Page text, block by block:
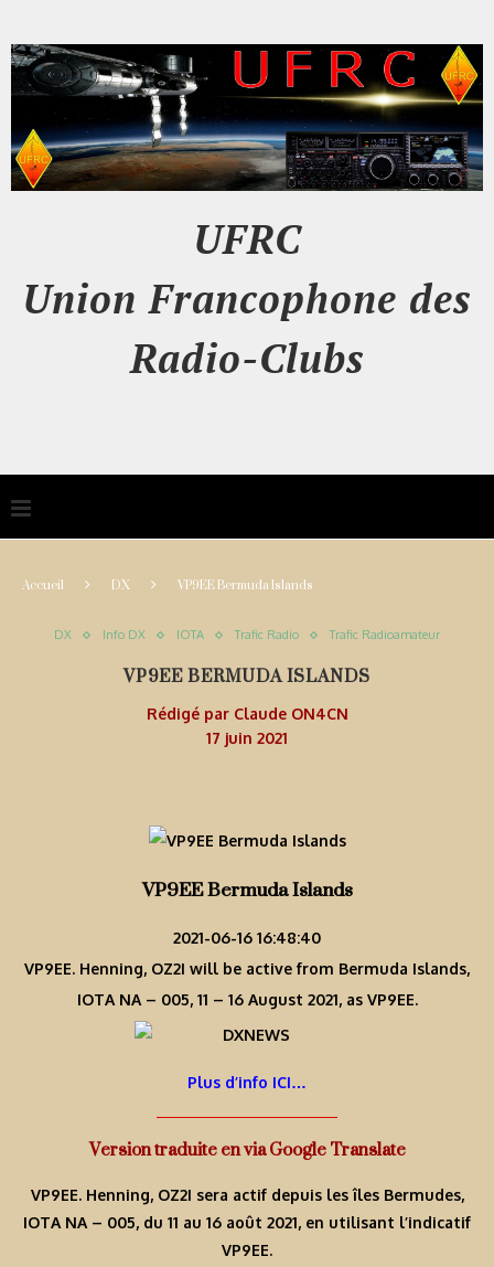
UFRC
Union Francophone des
Radio-Clubs
Accueil DX VP9EE Bermuda Islands
DX Info DX IOTA Trafic Radio Trafic Radioamateur
VP9EE BERMUDA ISLANDS
Rédigé par Claude ON4CN
17 juin 2021
VP9EE Bermuda Islands
2021-06-16 16:48:40
VP9EE. Henning, OZ2I will be active from Bermuda Islands,
IOTA NA – 005, 11 – 16 August 2021, as VP9EE.
Plus d’info ICI…
Version traduite en via Google Translate
VP9EE. Henning, OZ2I sera actif depuis les îles Bermudes,
IOTA NA – 005, du 11 au 16 août 2021, en utilisant l’indicatif
VP9EE.